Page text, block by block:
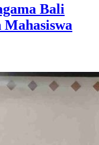
Bali
Mahasiswa